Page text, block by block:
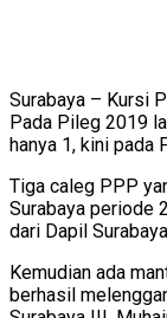
Surabaya – Kursi
Pada Pileg 2019
hanya 1, kini pada
Tiga caleg PPP
Surabaya periode
dari Dapil
Kemudian ada
berhasil